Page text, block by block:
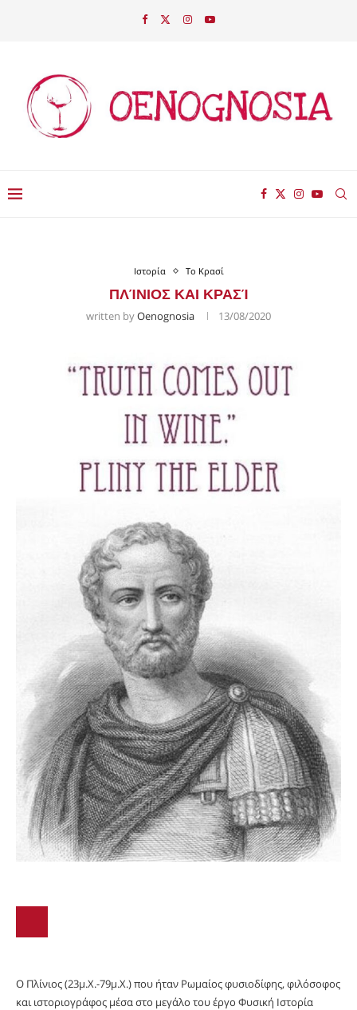
Ιστορία Το Κρασί
ΠΛΊΝΙΟΣ ΚΑΙ ΚΡΑΣΊ
written byOenognosia 13/08/2020
Ο Πλίνιος (23μ.Χ.-79μ.Χ.) που ήταν Ρωμαίος φυσιοδίφης, φιλόσοφος
και ιστοριογράφος μέσα στο μεγάλο του έργο Φυσική Ιστορία